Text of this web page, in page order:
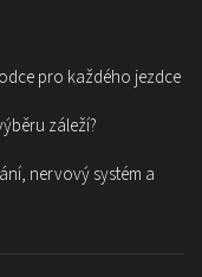
pro každého jezdce
záleží?
nervový systém a